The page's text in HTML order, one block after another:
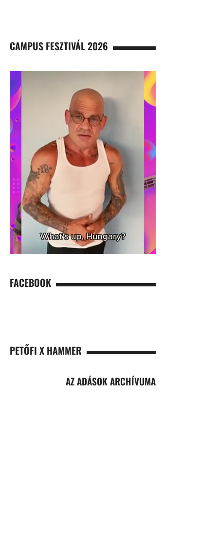
CAMPUS FESZTIVÁL 2026
FACEBOOK
PETŐFI X HAMMER
AZ ADÁSOK ARCHÍVUMA